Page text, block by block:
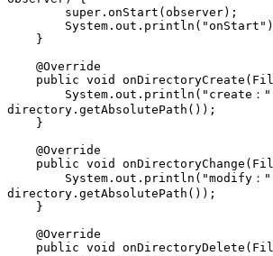
        super.onStart(observer);
    }
    @Override
public void
directory.getAbsolutePath());
    }
    @Override
public void
directory.getAbsolutePath());
    }
    @Override
public void